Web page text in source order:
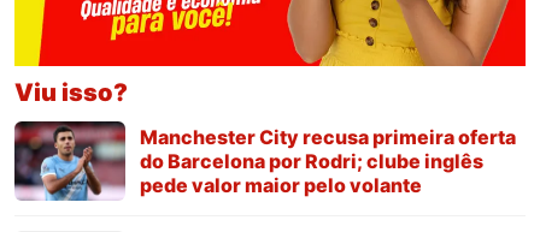
Viu isso?
Manchester City recusa primeira oferta
do Barcelona por Rodri; clube inglês
pede valor maior pelo volante